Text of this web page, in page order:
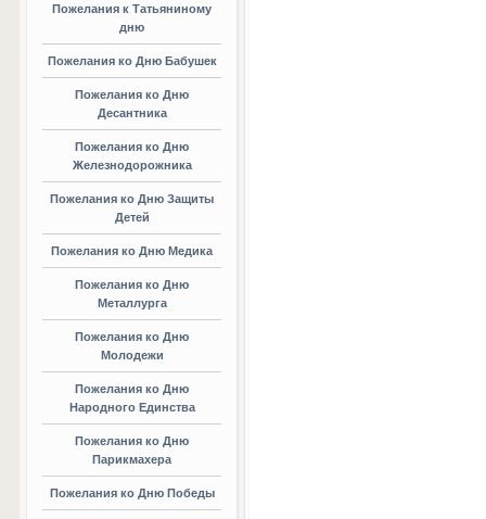
Пожелания к Татьяниному
дню
Пожелания ко Дню Бабушек
Пожелания ко Дню
Десантника
Пожелания ко Дню
Железнодорожника
Пожелания ко Дню Защиты
Детей
Пожелания ко Дню Медика
Пожелания ко Дню
Металлурга
Пожелания ко Дню
Молодежи
Пожелания ко Дню
Народного Единства
Пожелания ко Дню
Парикмахера
Пожелания ко Дню Победы